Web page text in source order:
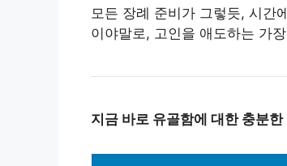
모든 장례 준비가 그렇듯, 시간
이야말로, 고인을 애도하는 가
지금 바로 유골함에 대한 충분